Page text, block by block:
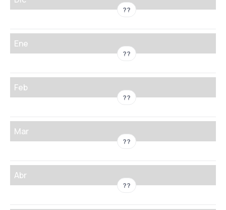
??
Ene
??
Feb
??
Mar
??
Abr
??